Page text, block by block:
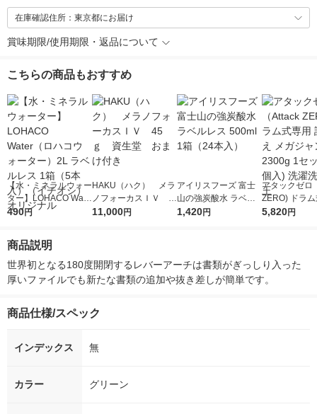
在庫確認住所：東京都にお届け
賞味期限/使用期限・返品について
こちらの商品もおすすめ
【水・ミネラルウォー
ター】LOHACO Wate
r（ロハコウォータ
シ） オリジナル
490円
HAKU（ハク） メラ
ノフォーカスＩＶ 4
5ｇ 資生堂 おまけ
11,000円
アイリスフーズ 富士
山の強炭酸水 ラベル
レス 500ml 1箱（24
1,420円
アタックゼロ
ZERO) ドラ
詰め替え メガ
5,820円
商品説明
世界初となる180度開閉するレバーアーチは書類がぎっしり入った
厚いファイルでも新たな書類の追加や抜き差しが簡単です。
商品仕様/スペック
インデックス 無
カラー グリーン